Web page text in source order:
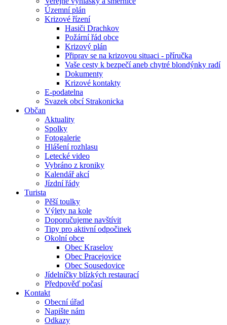
Územní plán
Krizové řízení
Hasiči Drachkov
Požární řád obce
Krizový plán
Připrav se na krizovou situaci - příručka
Vaše cesty k bezpečí aneb chytré blondýnky radí
Dokumenty
Krizové kontakty
E-podatelna
Svazek obcí Strakonicka
Občan
Aktuality
Spolky
Fotogalerie
Hlášení rozhlasu
Letecké video
Vybráno z kroniky
Kalendář akcí
Jízdní řády
Turista
Pěší toulky
Výlety na kole
Doporučujeme navštívit
Tipy pro aktivní odpočinek
Okolní obce
Obec Kraselov
Obec Pracejovice
Obec Sousedovice
Jídelníčky blízkých restaurací
Předpověď počasí
Kontakt
Obecní úřad
Napište nám
Odkazy